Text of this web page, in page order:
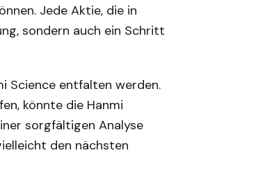
Jede Aktie, die in
sondern auch ein Schritt
Science entfalten werden.
könnte die Hanmi
sorgfältigen Analyse
den nächsten